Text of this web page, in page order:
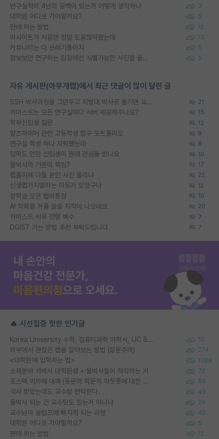
연구실적이 4년의 공백이 있는거 어떻게 생각하냐 3
대학원 어디로 가야할까요? 5
편애 하는 방법 12
이사이트가 처음엔 정말 도움많이됐는데 13
커뮤니티는 다 쓰레기통이지 5
정보보안 연구하는 입장에선 식별가능한 사진을 올리는건 비추이긴함 5
자유 게시판(아무개랩)에서 최근 댓글이 많이 달린 글
SSH 박사과정을 그만두고 지방대 박사로 옮기면 교수의 꿈은 끝일까요? 21
카이스트는 모든 연구실마다 서버 제공해주나요? 15
학부신입생 질문 12
알츠하이머 관련 고등학생 탐구 포트폴리오 9
연구실 학생 하나 자퇴했는데 8
입학도 안한 신입생이 원래 관심을 받나요 10
물박사의 기준이 뭐임? 17
랩홈피에 다들 본인 사진 올리냐 22
신생랩가지말라는 이유가 있었구나 12
장학금 모은 랩비통장 10
AI 학회들 거품 슬슬 지적이 나오네요 20
카이스트 서류 전형 배수 7
DGIST 가는 방법 추천 부탁드립니다. 7
🔥 시선집중 핫한 인기글
Korea University 수학, 컴퓨터과학 이학사, UC Berkeley 산업공학 대학원 공학박사가 되는 것은 쉽지 않겠죠? 10
외부에서 괜찮은 랩을 알아보는 방법 (장문주의) 274
<대학원에 입학하는 법> 1388
소재분야 석박사 대학원생 + 물박사들이 착각하는 거 72
포스텍 억까에 대해 (동문의 학문적 아웃풋에 대한 반박) 50
석사 받았는데도 교수랑 연락한다. 43
물박사 되는 건 교수탓도 있는거 아니냐 29
교수님이 슬럼프에 빠지게 되는 과정 40
대학원 어디로 가야할까요? 5
편애 하는 방법 12